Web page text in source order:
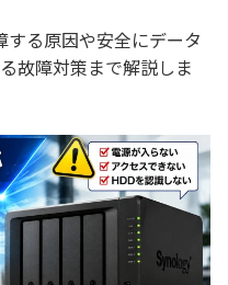
る原因や安全にデータ
故障対策まで解説しま